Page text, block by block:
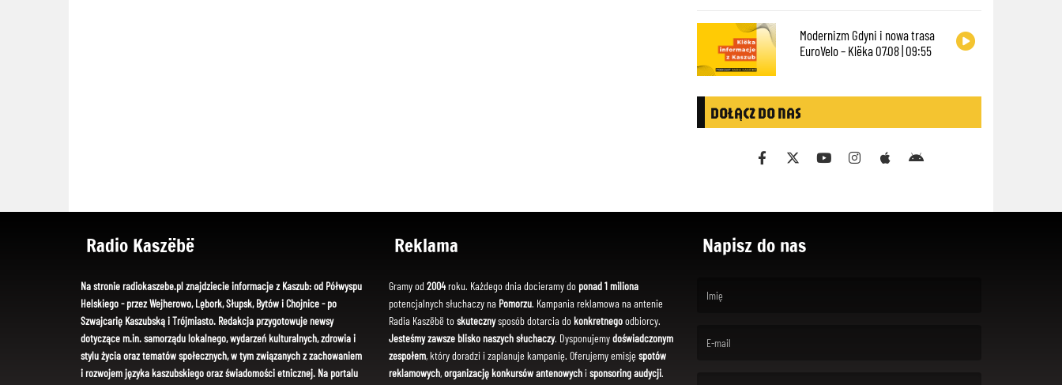
Modernizm Gdyni i nowa trasa
EuroVelo – Klëka 07.08 | 09:55
DOŁĄCZ DO NAS
Radio Kaszëbë
Na stronie radiokaszebe.pl znajdziecie informacje z Kaszub: od Półwyspu
Helskiego - przez Wejherowo, Lębork, Słupsk, Bytów i Chojnice - po
Szwajcarię Kaszubską i Trójmiasto. Redakcja przygotowuje newsy
dotyczące m.in. samorządu lokalnego, wydarzeń kulturalnych, zdrowia i
stylu życia oraz tematów społecznych, w tym związanych z zachowaniem
i rozwojem języka kaszubskiego oraz świadomości etnicznej. Na portalu
Reklama
Gramy od 2004roku. Każdego dnia docieramy do ponad 1 miliona
potencjalnych słuchaczy na Pomorzu. Kampania reklamowa na antenie
Radia Kaszëbë toskutecznysposób dotarcia dokonkretnegoodbiorcy.
Jesteśmy zawsze blisko naszych słuchaczy. Dysponujemydoświadczonym
zespołem, który doradzi i zaplanuje kampanię. Oferujemy emisję spotów
reklamowych,organizację konkursów antenowychi sponsoring audycji.
Napisz do nas